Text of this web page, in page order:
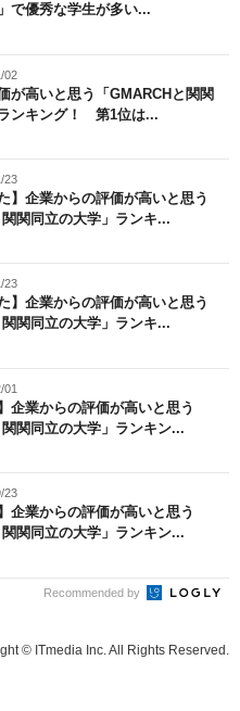
で優秀な学生が多い...
02
が高いと思う「GMARCHと関関
ンキング！ 第1位は...
23
】企業からの評価が高いと思う
関関同立の大学」ランキ...
23
】企業からの評価が高いと思う
関関同立の大学」ランキ...
01
企業からの評価が高いと思う
関関同立の大学」ランキン...
23
企業からの評価が高いと思う
関関同立の大学」ランキン...
Recommended by
© ITmedia Inc. All Rights Reserved.